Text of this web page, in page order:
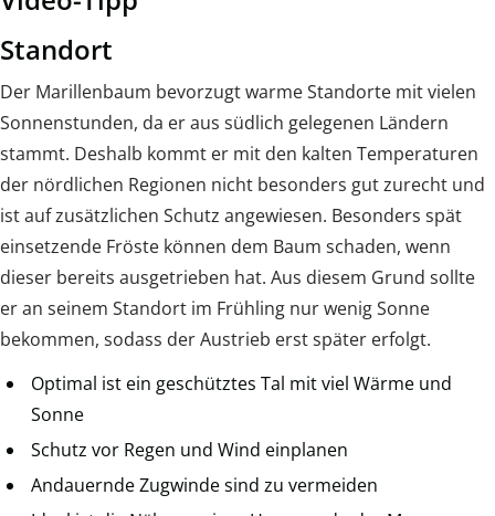
Standort
Der Marillenbaum bevorzugt warme Standorte mit vielen
Sonnenstunden, da er aus südlich gelegenen Ländern
stammt. Deshalb kommt er mit den kalten Temperaturen
der nördlichen Regionen nicht besonders gut zurecht und
ist auf zusätzlichen Schutz angewiesen. Besonders spät
einsetzende Fröste können dem Baum schaden, wenn
dieser bereits ausgetrieben hat. Aus diesem Grund sollte
er an seinem Standort im Frühling nur wenig Sonne
bekommen, sodass der Austrieb erst später erfolgt.
Optimal ist ein geschütztes Tal mit viel Wärme und
Sonne
Schutz vor Regen und Wind einplanen
Andauernde Zugwinde sind zu vermeiden